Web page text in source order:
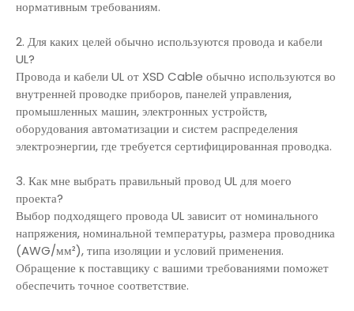
нормативным требованиям.
2. Для каких целей обычно используются провода и кабели
UL?
Провода и кабели UL от XSD Cable обычно используются во
внутренней проводке приборов, панелей управления,
промышленных машин, электронных устройств,
оборудования автоматизации и систем распределения
электроэнергии, где требуется сертифицированная проводка.
3. Как мне выбрать правильный провод UL для моего
проекта?
Выбор подходящего провода UL зависит от номинального
напряжения, номинальной температуры, размера проводника
(AWG/мм²), типа изоляции и условий применения.
Обращение к поставщику с вашими требованиями поможет
обеспечить точное соответствие.